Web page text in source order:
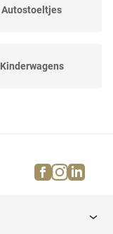
Autostoeltjes
Kinderwagens
facebook